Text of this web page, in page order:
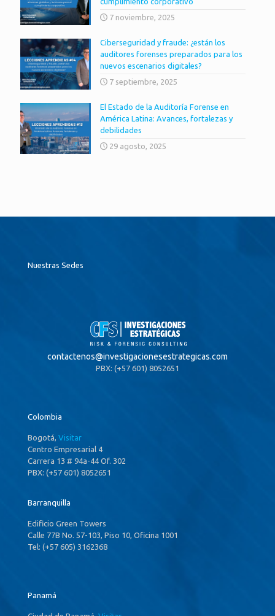
7 noviembre, 2025
Ciberseguridad y fraude: ¿están los
auditores forenses preparados para los
nuevos escenarios digitales?
7 septiembre, 2025
El Estado de la Auditoría Forense en
América Latina: Avances, fortalezas y
debilidades
29 agosto, 2025
Nuestras Sedes
contactenos@investigacionesestrategicas.com
PBX: (+57 601) 8052651
Colombia
Bogotá, Visitar
Centro Empresarial 4
Carrera 13 # 94a-44 Of. 302
PBX: (+57 601) 8052651
Barranquilla
Edificio Green Towers
Calle 77B No. 57-103, Piso 10, Oficina 1001
Tel: (+57 605) 3162368
Panamá